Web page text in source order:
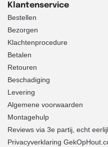
Klantenservice
Bestellen
Bezorgen
Klachtenprocedure
Betalen
Retouren
Beschadiging
Levering
Algemene voorwaarden
Montagehulp
Reviews via 3e partij, echt
Privacyverklaring